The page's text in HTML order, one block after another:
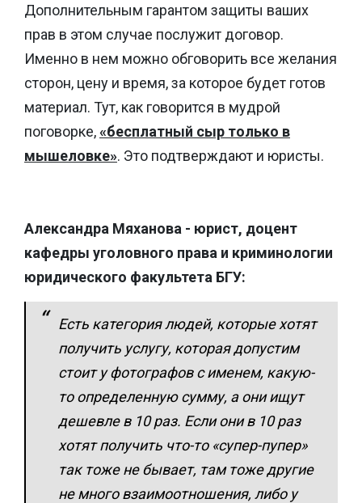
Дополнительным гарантом защиты ваших
прав в этом случае послужит договор.
Именно в нем можно обговорить все желания
сторон, цену и время, за которое будет готов
материал. Тут, как говорится в мудрой
поговорке,«бесплатный сыр только в
мышеловке». Это подтверждают и юристы.
Александра Мяханова - юрист, доцент
кафедры уголовного права и криминологии
юридического факультета БГУ:
Есть категория людей, которые хотят
получить услугу, которая допустим
стоит у фотографов с именем, какую-
то определенную сумму, а они ищут
дешевле в 10 раз. Если они в 10 раз
хотят получить что-то «супер-пупер»
так тоже не бывает, там тоже другие
не много взаимоотношения, либо у